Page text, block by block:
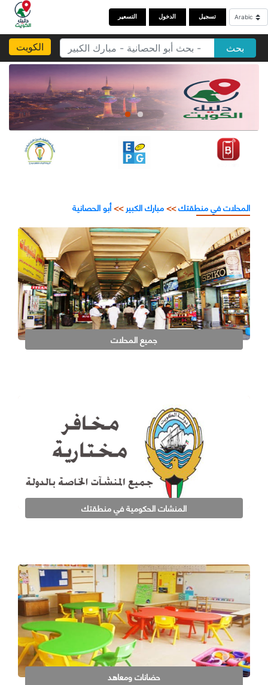
التسعير الدخول تسجيل
الكويت بحث
المحلات في منطقتك>>مبارك الكبير>>أبو الحصانية
جميع المحلات
المنشات الحكومية في منطقتك
حضانات ومعاهد